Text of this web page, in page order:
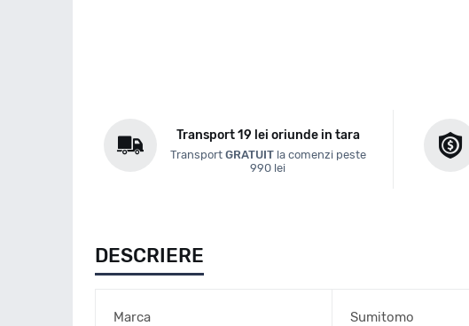
Transport 19 lei oriunde in tara
Transport GRATUITla comenzi peste
990 lei
DESCRIERE
Marca Sumitomo